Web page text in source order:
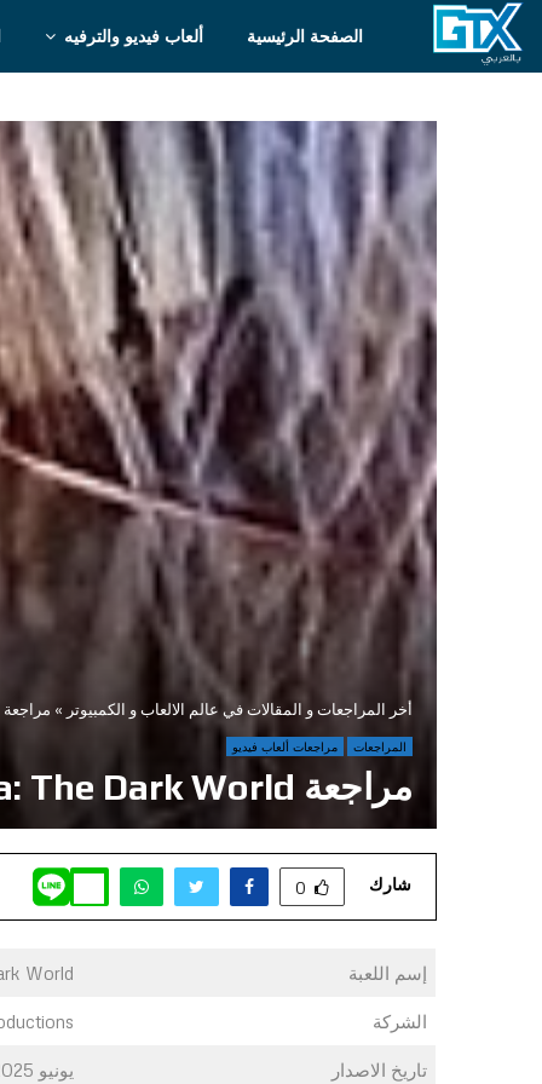
الصفحة الرئيسية ألعاب فيديو والترفيه
أخر المراجعات و المقالات في عالم الالعاب و الكمبيوتر » مراجعة Karma: The Dark World
المراجعات مراجعات ألعاب فيديو
مراجعة Karma: The Dark World
شارك 0
إسم اللعبة World
الشركة
تاريخ الاصدار يونيو 2025